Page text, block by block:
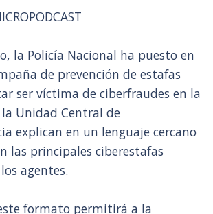
la Policía Nacional ha puesto en
de prevención de estafas
ser víctima de ciberfraudes en la
Unidad Central de
explican en un lenguaje cercano
las principales ciberestafas
agentes.
formato permitirá a la